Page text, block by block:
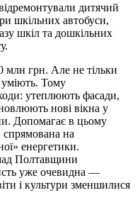
дитячий
шкільних автобуси,
шкіл та дошкільних
млн грн. Але не тільки
Тому
утеплюють фасади,
нові вікна у
Допомагає в цьому
спрямована на
енергетики.
Полтавщини
уже очевидна —
і культури зменшилися